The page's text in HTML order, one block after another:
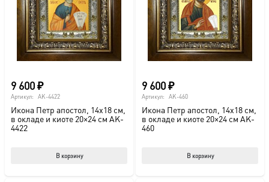
9 600₽
Артикул: AK-4422
Икона Петр апостол, 14х18 см,
в окладе и киоте 20×24 см AK-
4422
В корзину
9 600₽
Артикул: AK-460
Икона Петр апостол, 14х18 см,
в окладе и киоте 20×24 см AK-
460
В корзину